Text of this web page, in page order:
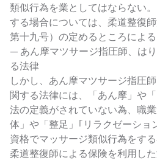
類似行為を業としてはならない
する場合については、柔道整復
第十九号）の定めるところによる
— あん摩マツサージ指圧師、は
る法律
しかし、あん摩マツサージ指圧
関する法律には、「あん摩」や
法の定義がされていない為、職
体」や「整足」｢リラクゼーショ
資格でマッサージ類似行為をす
柔道整復師による保険を利用し